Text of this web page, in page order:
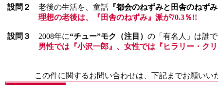
設問２ 老後の生活を、童話 『都会のねずみと田舎のねず
理想の老後は、『田舎のねずみ』派が70.3％!!
設問３ 2008年に“チュー”モク（注目） の「有名人」は誰
男性では『小沢一郎』、女性では『ヒラリー・ク
この件に関するお問い合わせは、下記までお願いい